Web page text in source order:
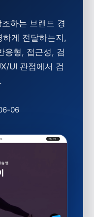
하는 브랜드 경
게 전달하는지,
응형, 접근성, 검
UI 관점에서 검
06